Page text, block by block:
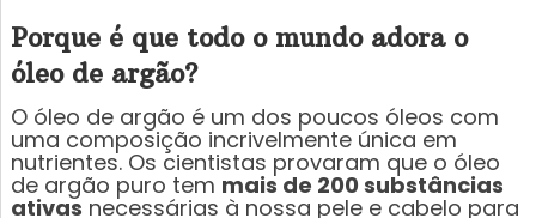
Porque é que todo o mundo adora o
óleo de argão?
O óleo de argão é um dos poucos óleos com
uma composição incrivelmente única em
nutrientes. Os cientistas provaram que o óleo
de argão puro tem mais de 200 substâncias
ativas necessárias à nossa pele e cabelo para